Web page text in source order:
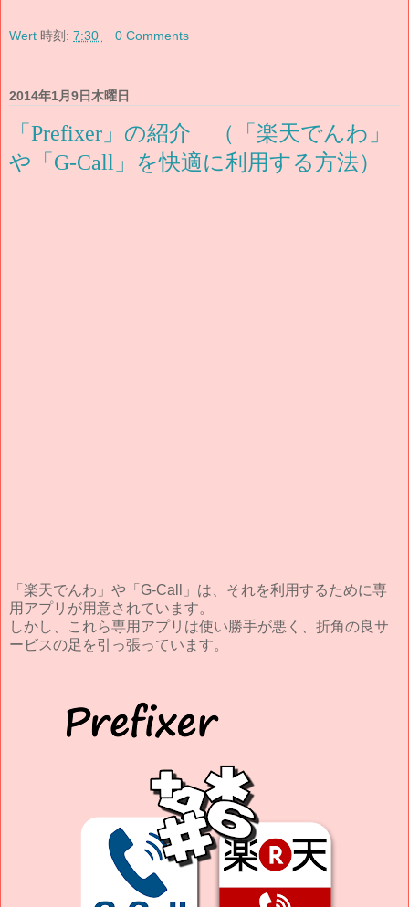
Wert 時刻: 7:30 0 Comments
2014年1月9日木曜日
「Prefixer」の紹介 （「楽天でんわ」
や「G-Call」を快適に利用する方法）
「楽天でんわ」や「G-Call」は、それを利用するために専
用アプリが用意されています。
しかし、これら専用アプリは使い勝手が悪く、折角の良サ
ービスの足を引っ張っています。